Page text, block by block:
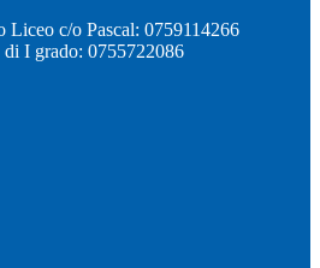
Liceo c/o Pascal: 0759114266
di I grado: 0755722086